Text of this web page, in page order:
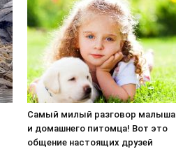
Самый милый разговор малыша
и домашнего питомца! Вот это
общение настоящих друзей